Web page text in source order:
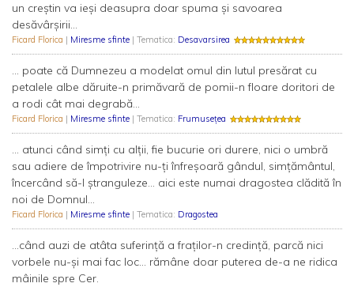
un creştin va ieşi deasupra doar spuma şi savoarea
desăvârşirii...
Ficard Florica | Miresme sfinte | Tematica: Desavarsirea
... poate că Dumnezeu a modelat omul din lutul presărat cu
petalele albe dăruite-n primăvară de pomii-n floare doritori de
a rodi cât mai degrabă...
Ficard Florica | Miresme sfinte | Tematica: Frumusețea
... atunci când simţi cu alţii, fie bucurie ori durere, nici o umbră
sau adiere de împotrivire nu-ţi înfreşoară gândul, simţământul,
încercând să-l ştranguleze... aici este numai dragostea clădită în
noi de Domnul...
Ficard Florica | Miresme sfinte | Tematica: Dragostea
...când auzi de atâta suferinţă a fraţilor-n credinţă, parcă nici
vorbele nu-şi mai fac loc... rămâne doar puterea de-a ne ridica
mâinile spre Cer.